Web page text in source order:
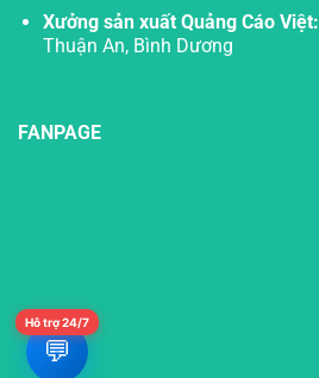
Xưởng sản xuất Quảng Cáo Việt:
Thuận An, Bình Dương
FANPAGE
💬
Hỗ trợ 24/7